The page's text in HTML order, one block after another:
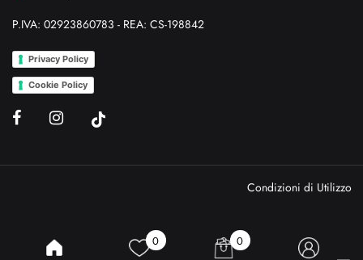
P.IVA: 02923860783 - REA: CS-198842
Privacy Policy
Cookie Policy
Condizioni di Utilizzo
0 0